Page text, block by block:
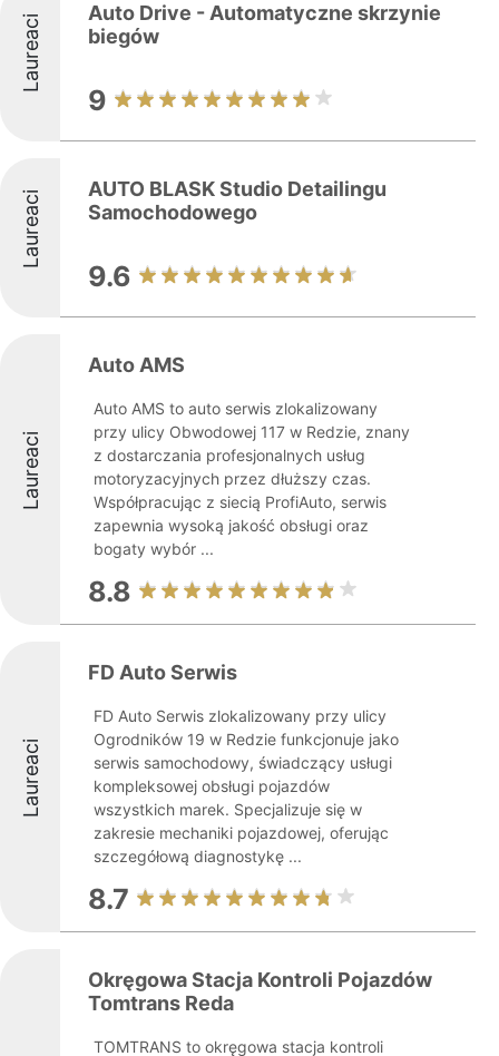
Laureaci
Auto Drive - Automatyczne skrzynie
biegów
9
Laureaci
AUTO BLASK Studio Detailingu
Samochodowego
9.6
Laureaci
Auto AMS
Auto AMS to auto serwis zlokalizowany
przy ulicy Obwodowej 117 w Redzie, znany
z dostarczania profesjonalnych usług
motoryzacyjnych przez dłuższy czas.
Współpracując z siecią ProfiAuto, serwis
zapewnia wysoką jakość obsługi oraz
bogaty wybór ...
8.8
Laureaci
FD Auto Serwis
FD Auto Serwis zlokalizowany przy ulicy
Ogrodników 19 w Redzie funkcjonuje jako
serwis samochodowy, świadczący usługi
kompleksowej obsługi pojazdów
wszystkich marek. Specjalizuje się w
zakresie mechaniki pojazdowej, oferując
szczegółową diagnostykę ...
8.7
Okręgowa Stacja Kontroli Pojazdów
Tomtrans Reda
TOMTRANS to okręgowa stacja kontroli